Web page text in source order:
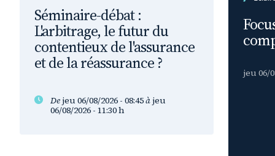
Séminaire-débat :
L'arbitrage, le futur du
contentieux de l'assurance
et de la réassurance ?
De jeu 06/08/2026 - 08:45à jeu
06/08/2026 - 11:30h
jeu 06/